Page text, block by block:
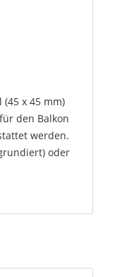
x 45 mm)
den Balkon
werden.
oder